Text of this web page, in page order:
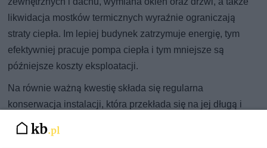
likwidacja mostków termicznych wyraźnie ograniczają
straty ciepła. Im lepiej budynek zatrzymuje energię, tym
efektywniej pracuje pompa ciepła i tym mniejsze są
późniejsze koszty eksploatacji.
Na równie ważną kwestię składa się regularna
konserwacja instalacji, która przekłada się na jej długą i
bezproblemową pracę. Cykliczne przeglądy oraz serwis
pomagają szybko zauważyć drobne nieprawidłowości,